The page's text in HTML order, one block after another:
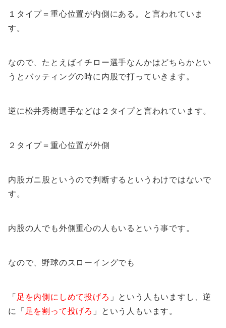
１タイプ＝重心位置が内側にある。と言われていま
す。
なので、たとえばイチロー選手なんかはどちらかとい
うとバッティングの時に内股で打っていきます。
逆に松井秀樹選手などは２タイプと言われています。
２タイプ＝重心位置が外側
内股ガニ股というので判断するというわけではないで
す。
内股の人でも外側重心の人もいるという事です。
なので、野球のスローイングでも
「 足を内側にしめて投げろ 」という人もいますし、逆
に「 足を割って投げろ 」という人もいます。